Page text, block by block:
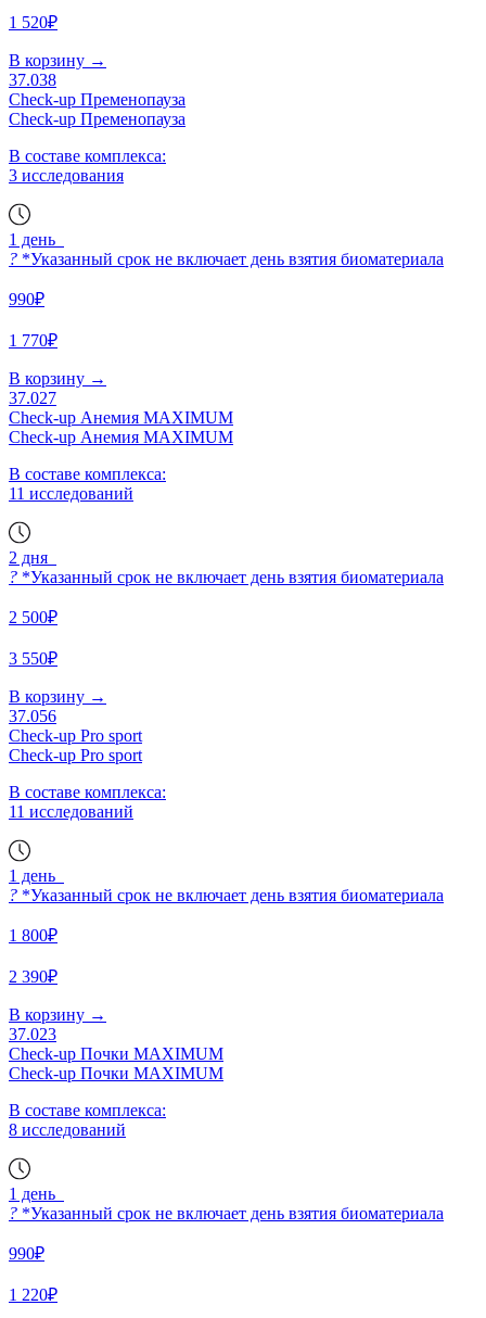
1 520₽
В корзину →
37.038
Check-up Пременопауза
Check-up Пременопауза
В составе комплекса:
3 исследования
1 день
? *Указанный срок не включает день взятия биоматериала
990₽
1 770₽
В корзину →
37.027
Check-up Анемия MAXIMUM
Check-up Анемия MAXIMUM
В составе комплекса:
11 исследований
2 дня
? *Указанный срок не включает день взятия биоматериала
2 500₽
3 550₽
В корзину →
37.056
Check-up Pro sport
Check-up Pro sport
В составе комплекса:
11 исследований
1 день
? *Указанный срок не включает день взятия биоматериала
1 800₽
2 390₽
В корзину →
37.023
Check-up Почки MAXIMUM
Check-up Почки MAXIMUM
В составе комплекса:
8 исследований
1 день
? *Указанный срок не включает день взятия биоматериала
990₽
1 220₽